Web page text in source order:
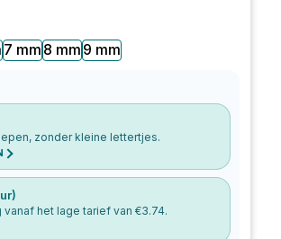
7 mm 8 mm 9 mm
zonder kleine lettertjes.
het lage tarief van €3.74.